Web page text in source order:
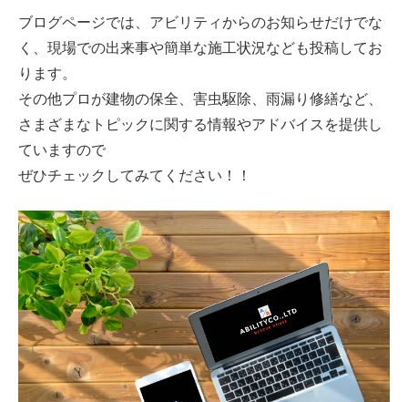
ブログページでは、アビリティからのお知らせだけでな
く、 現場での出来事や簡単な施工状況なども投稿してお
ります。
その他プロが建物の保全、害虫駆除、雨漏り修繕など、
さまざまなトピックに関する情報やアドバイスを提供し
ていますので
ぜひチェックしてみてください！！